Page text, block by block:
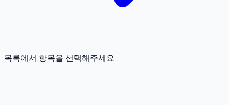
목록에서 항목을 선택해주세요